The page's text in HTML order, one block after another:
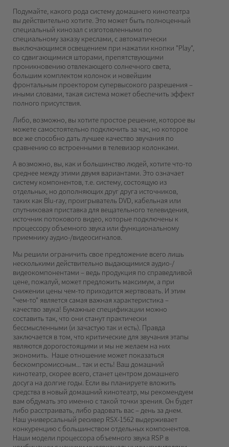
Подумайте, какого рода систему домашнего кинотеатра
вы действительно хотите. Это может быть полноценный
специальный кинозал с изготовленными по
специальному заказу креслами, с автоматически
выключающимся освещением при нажатии кнопки "Play",
со сдвигающимися шторами, препятствующими
проникновению отвлекающего солнечного света,
большим комплектом колонок и новейшим
фронтальным проектором супервысокого разрешения –
иными словами, такая система может обеспечить эффект
полного присутствия.
Либо, возможно, вы хотите простое решение, которое вы
можете самостоятельно подключить за час, но которое
все же способно дать лучшее качество звучания по
сравнению со встроенными в телевизор колонками.
А возможно, вы, как и большинство людей, хотите что-то
среднее между этими двумя вариантами. Это означает
систему компонентов, т.е. систему, состоящую из
отдельных, но дополняющих друг друга источников,
таких как Blu-ray, проигрыватель DVD, кабельная или
спутниковая приставка для вещательного телевидения,
источник потокового видео, которые подключены к
процессору объемного звука или функциональному
приемнику аудио-/видеосигналов.
Мы решили ограничить свое предложение всего лишь
несколькими действительно выдающимися аудио-/
видеокомпонентами – ведь продукция по справедливой
цене, пожалуй, может предложить максимум, а при
снижении цены чем-то приходится жертвовать. И этим
"чем-то" является самая важная характеристика –
качество звука! Бумажные спецификации можно
составить так, что они станут практически
бессмысленными (и зачастую так и есть). Правда
заключается в том, что критические для звучания этапы
являются дорогостоящими и мы не желаем на них
экономить. Наше отношение может показаться
бескомпромиссным... так и есть! Ваш домашний
кинотеатр, скорее всего, станет центром домашнего
досуга на долгие годы. Если вы планируете вложить
средства в новый домашний кинотеатр, мы рекомендуем
вам обдумать это именно с такой точки зрения. Он будет
либо расстраивать, либо радовать вас – день за днем.
Наш универсальный ресивер RSX-1562 выдерживает
конкуренцию с большинством отдельных компонентов.
Наши модели процессора объемного звука RSP в